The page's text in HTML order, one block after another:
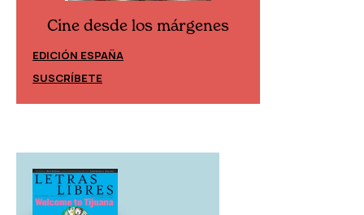
Cine desde los márgenes
EDICIÓN ESPAÑA
SUSCRÍBETE